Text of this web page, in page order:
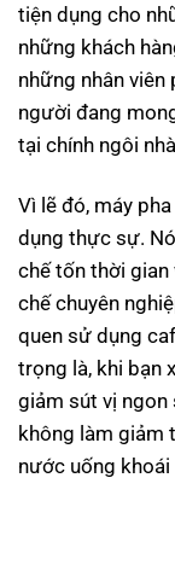
tiện dụng cho
những khách
những nhân viên
người đang
tại chính ngôi
Vì lẽ đó, máy
dụng thực sự.
chế tốn thời gian
chế chuyên
quen sử dụng
trọng là, khi bạn
giảm sút vị ngon
không làm giảm
nước uống khoái